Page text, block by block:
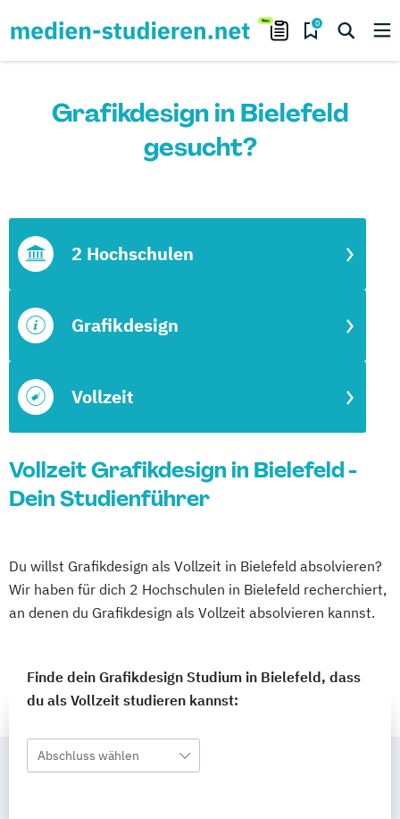
0
Grafikdesign in Bielefeld
gesucht?
Vollzeit
Grafikdesign
2 Hochschulen
Vollzeit Grafikdesign in Bielefeld -
Dein Studienführer
Du willst Grafikdesign als Vollzeit in Bielefeld absolvieren?
Wir haben für dich 2 Hochschulen in Bielefeld recherchiert,
an denen du Grafikdesign als Vollzeit absolvieren kannst.
Finde dein Grafikdesign Studium in Bielefeld, dass
du als Vollzeit studieren kannst:
Abschluss wählen